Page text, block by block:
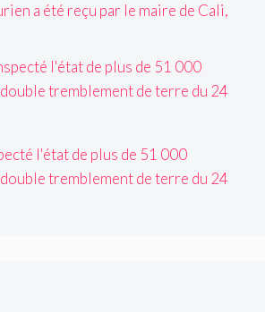
a été reçu par le maire de Cali,
l'état de plus de 51 000
tremblement de terre du 24